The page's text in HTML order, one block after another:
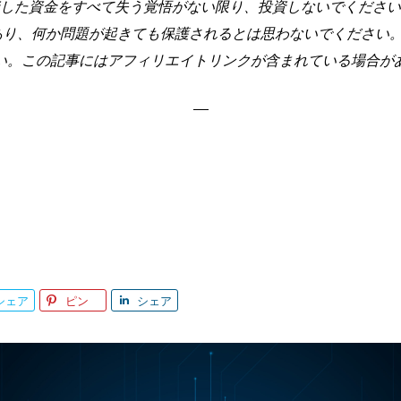
た資金をすべて失う覚悟がない限り、投資しないでくださ
、何か問題が起きても保護されるとは思わないでください
。この記事にはアフィリエイトリンクが含まれている場合が
ェア ピン シェア